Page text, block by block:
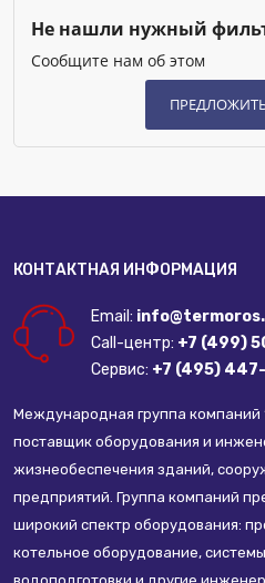
Не нашли нужный
Сообщите нам об этом
КОНТАКТНАЯ ИНФОРМАЦИЯ
Email:
Call-центр: +7 (499)
Сервис: +7 (495)
Международная группа компаний
поставщик оборудования и
жизнеобеспечения зданий,
предприятий. Группа компаний
широкий спектр оборудования:
котельное оборудование,